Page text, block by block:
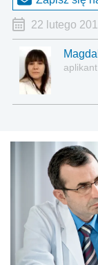
22 lutego